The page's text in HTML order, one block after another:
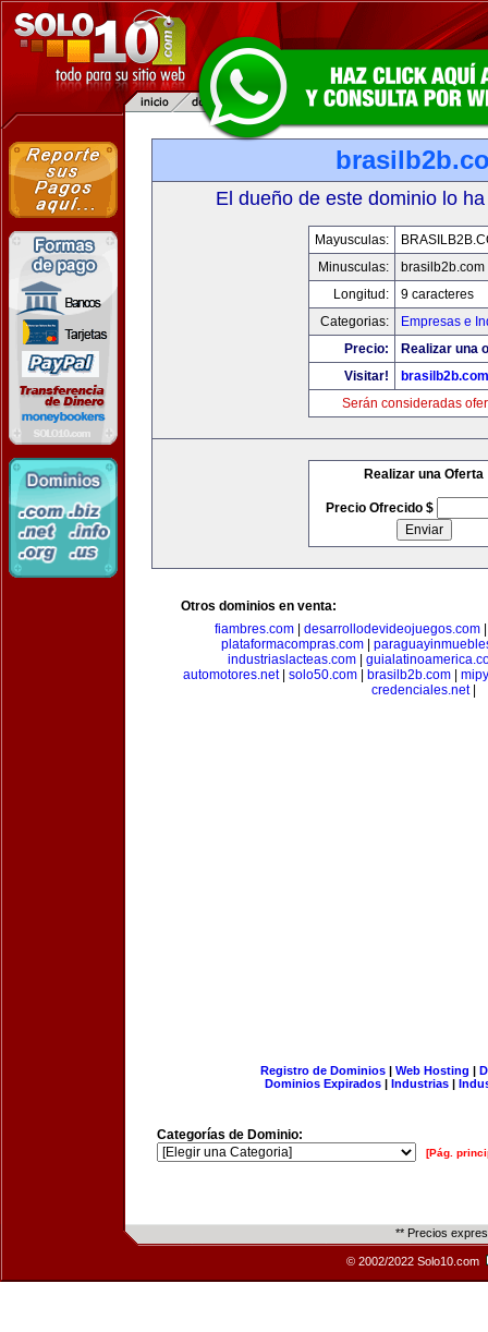
El dueño de este dominio lo
Mayusculas:
Minusculas:
brasilb2b.com
Longitud:
9 caracteres
Categorias:
Empresas e
Precio:
Realizar una
Visitar!
brasilb2b.com
Serán consideradas
Realizar una Oferta
Precio Ofrecido $
Otros dominios en venta:
fiambres.com| desarrollodevideojuegos.com
plataformacompras.com
industriaslacteas.com
automotores.net| solo50.com brasilb2b.com
credenciales.net|
Registro de Dominios| Web Hosting |
Dominios Expirados | Industrias |
Categorías de Dominio:
[Pág.
** Precios
© 2002/2022 Solo10.com